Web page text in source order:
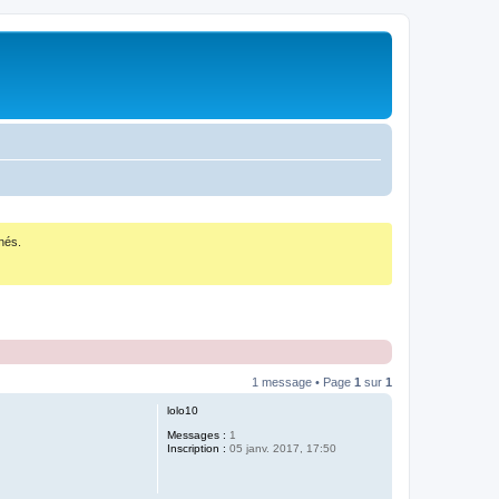
1 message • Page 1 sur 1
lolo10
Messages : 1
Inscription : 05 janv. 2017, 17:50